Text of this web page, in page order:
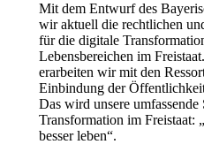
Mit dem Entwurf des
wir aktuell die rechtlichen
für die digitale
Lebensbereichen im
erarbeiten wir mit den
Einbindung der
Das wird unsere
Transformation im Freistaat:
besser leben“.